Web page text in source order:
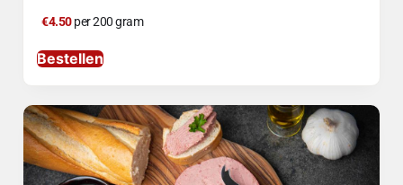
€4.50per 200 gram
Bestellen